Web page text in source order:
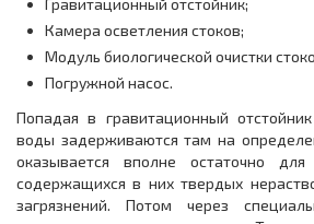
Гравитационный отстойник;
Камера осветления стоков;
Модуль биологической очистки
Погружной насос.
Попадая в гравитационный
воды задерживаются там на
оказывается вполне остаточно
содержащихся в них твердых
загрязнений. Потом через